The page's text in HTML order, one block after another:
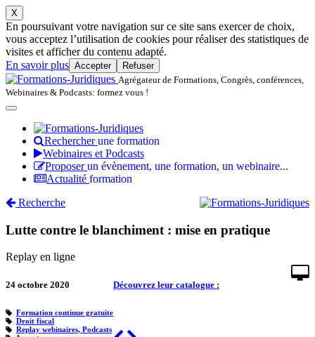
X
En poursuivant votre navigation sur ce site sans exercer de choix,
vous acceptez l’utilisation de cookies pour réaliser des statistiques de
visites et afficher du contenu adapté.
En savoir plus Accepter
Refuser
Agrégateur de Formations, Congrès, conférences,
Webinaires & Podcasts: formez vous !
Rechercherune formation
Webinaires et Podcasts
Proposerun évènement, une formation, un webinaire...
Actualité formation
Recherche
Lutte contre le blanchiment : mise en pratique
Replay en ligne
24 octobre 2020
Formation continue gratuite
Droit fiscal
Replay webinaires, Podcasts
Découvrez leur catalogue :